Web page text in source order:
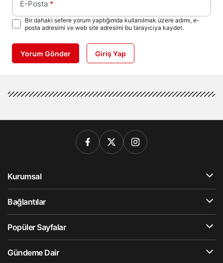
E-Posta *
Bir dahaki sefere yorum yaptığımda kullanılmak üzere adımı, e-
posta adresimi ve web site adresimi bu tarayıcıya kaydet.
Yorum Gönder Giriş Yap
Kurumsal
Bağlantılar
Popüler Sayfalar
Gündeme Dair